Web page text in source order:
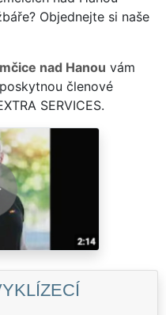
Objednejte si naše
nad Hanou vám
členové
SERVICES.